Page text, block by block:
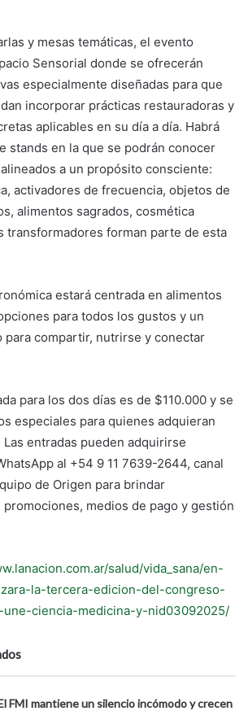
y mesas temáticas, el evento
Sensorial donde se ofrecerán
especialmente diseñadas para que
incorporar prácticas restauradoras y
aplicables en su día a día. Habrá
stands en la que se podrán conocer
a un propósito consciente:
activadores de frecuencia, objetos de
alimentos sagrados, cosmética
transformadores forman parte de esta
estará centrada en alimentos
para todos los gustos y un
para compartir, nutrirse y conectar
para los dos días es de $110.000 y se
especiales para quienes adquieran
entradas pueden adquirirse
al +54 9 11 7639-2644, canal
de Origen para brindar
medios de pago y gestión
salud/vida_sana/en-
la-tercera-edicion-del-congreso-
ciencia-medicina-y-nid03092025/
FMI mantiene un silencio incómodo y crecen